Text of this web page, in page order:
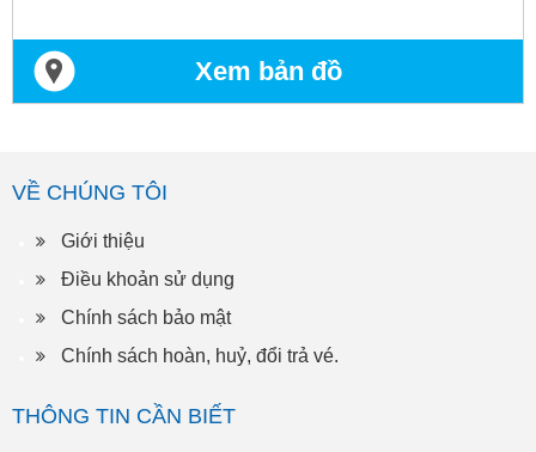
Xem bản đồ
VỀ CHÚNG TÔI
Giới thiệu
Điều khoản sử dụng
Chính sách bảo mật
Chính sách hoàn, huỷ, đổi trả vé.
THÔNG TIN CẦN BIẾT